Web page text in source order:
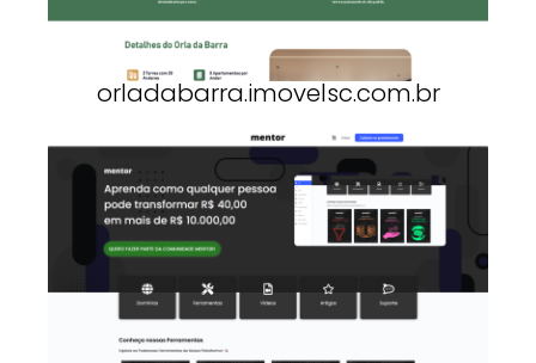
orladabarra.imovelsc.com.br